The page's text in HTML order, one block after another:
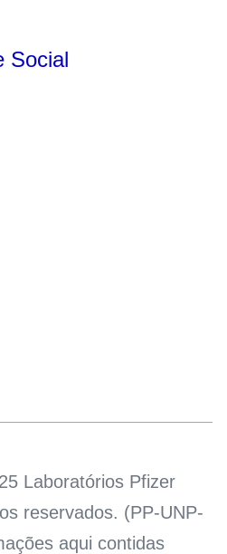
Social
Laboratórios Pfizer
reservados. (PP-UNP-
aqui contidas